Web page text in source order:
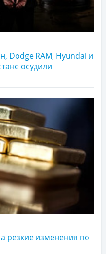
Dodge RAM, Hyundai и
осудили
резкие изменения по